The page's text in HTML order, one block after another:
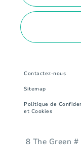
Contactez-nous
Sitemap
Politique de
et Cookies
8 The Green